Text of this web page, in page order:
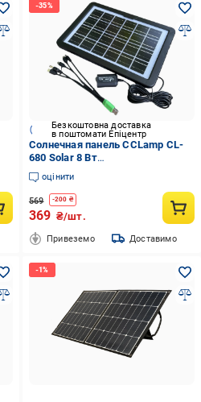
Безкоштовна доставка
в поштомати Епіцентр
Солнечная панель CCLamp CL-
680 Solar 8 Вт
монокристалическая 27x19x2,5
см (8417)
оцінити
569 -200 ₴
369 ₴/шт.
Привеземо Доставимо